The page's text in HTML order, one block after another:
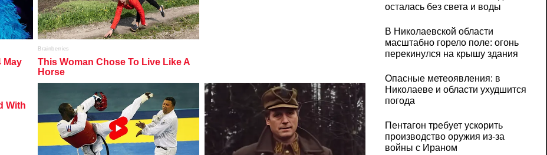
осталась без света и воды
В Николаевской области
масштабно горело поле: огонь
перекинулся на крышу здания
Опасные метеоявления: в
Николаеве и области ухудшится
погода
Пентагон требует ускорить
производство оружия из-за
войны с Ираном